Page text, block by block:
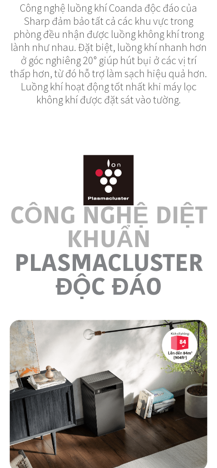
Công nghệ luồng khí Coanda độc đáo của
Sharp đảm bảo tất cả các khu vực trong
phòng đều nhận được luồng không khí trong
lành như nhau. Đặt biệt, luồng khí nhanh hơn
ở góc nghiêng 20° giúp hút bụi ở các vị trí
thấp hơn, từ đó hỗ trợ làm sạch hiệu quả hơn.
Luồng khí hoạt động tốt nhất khi máy lọc
không khí được đặt sát vào tường.
CÔNG NGHỆ DIỆT
KHUẨN
PLASMACLUSTER
ĐỘC ĐÁO